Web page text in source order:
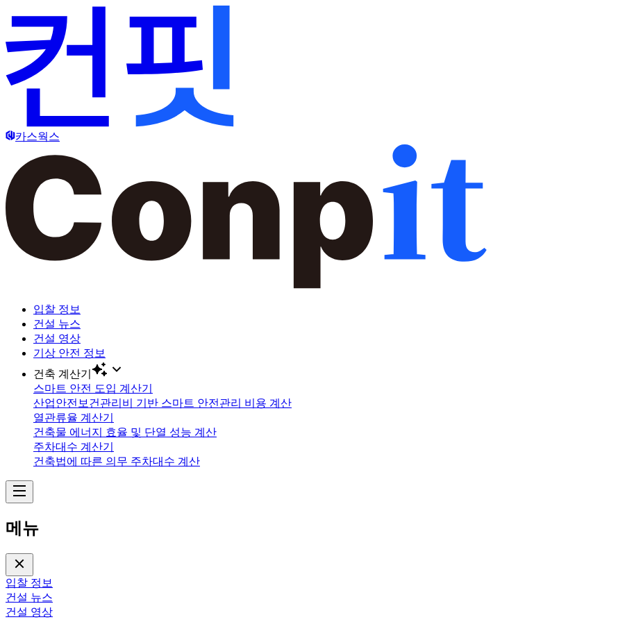
카스웍스
입찰 정보
건설 뉴스
건설 영상
기상 안전 정보
건축 계산기
스마트 안전 도입 계산기
산업안전보건관리비 기반 스마트 안전관리 비용 계산
열관류율 계산기
건축물 에너지 효율 및 단열 성능 계산
주차대수 계산기
건축법에 따른 의무 주차대수 계산
메뉴
입찰 정보
건설 뉴스
건설 영상